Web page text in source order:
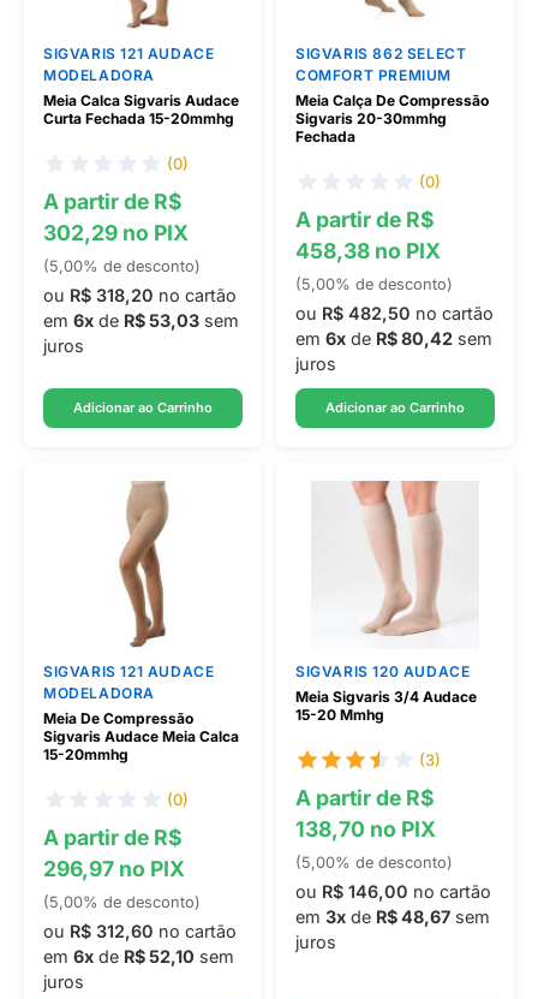
SIGVARIS 121 AUDACE
MODELADORA
Meia Calca Sigvaris Audace
Curta Fechada 15-20mmhg
(0)
A partir de R$
302,29 no PIX
(5,00% de desconto)
ou R$ 318,20 no cartão
em 6x de R$ 53,03 sem
juros
Adicionar ao Carrinho
SIGVARIS 862 SELECT
COMFORT PREMIUM
Meia Calça De Compressão
Sigvaris 20-30mmhg
Fechada
(0)
A partir de R$
458,38 no PIX
(5,00% de desconto)
ou R$ 482,50 no cartão
em 6x de R$ 80,42 sem
juros
Adicionar ao Carrinho
SIGVARIS 121 AUDACE
MODELADORA
Meia De Compressão
Sigvaris Audace Meia Calca
15-20mmhg
(0)
A partir de R$
296,97 no PIX
(5,00% de desconto)
ou R$ 312,60 no cartão
em 6x de R$ 52,10 sem
juros
SIGVARIS 120 AUDACE
Meia Sigvaris 3/4 Audace
15-20 Mmhg
(3)
A partir de R$
138,70 no PIX
(5,00% de desconto)
ou R$ 146,00 no cartão
em 3x de R$ 48,67 sem
juros